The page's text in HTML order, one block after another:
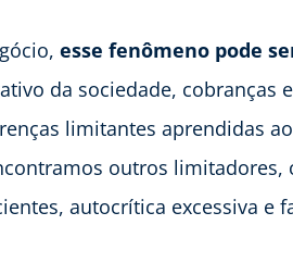
esse fenômeno pode
da sociedade, cobranças
limitantes aprendidas
outros limitadores,
autocrítica excessiva e